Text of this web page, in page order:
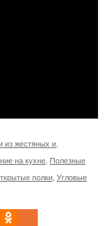
из жестяных и,
на кухне, Полезные
полки, Угловые